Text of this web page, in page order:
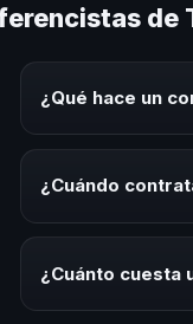
¿Qué hace un
herramientas
¿Cuándo
temática.
¿Cuánto cuesta